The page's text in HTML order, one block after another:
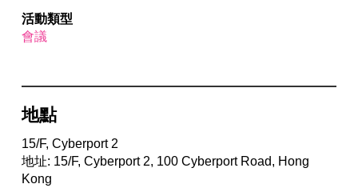
活動類型
會議
地點
15/F, Cyberport 2
地址: 15/F, Cyberport 2, 100 Cyberport Road, Hong
Kong